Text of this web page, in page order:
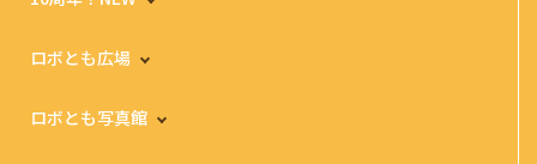
ロボとも広場
ロボとも写真館